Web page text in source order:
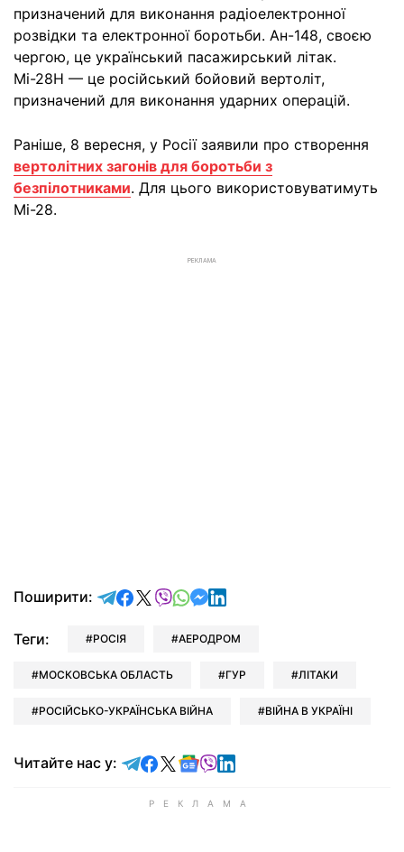
призначений для виконання радіоелектронної
розвідки та електронної боротьби. Ан-148, своєю
чергою, це український пасажирський літак.
Мі-28Н — це російський бойовий вертоліт,
призначений для виконання ударних операцій.
Раніше, 8 вересня, у Росії заявили про створення
вертолітних загонів для боротьби з
безпілотниками. Для цього використовуватимуть
Мі-28.
РЕКЛАМА
Поширити: відправити у Telegram
поділитись у Facebook
поділитись у X
відправити у Viber
відправити у Whatsapp
відправити у Messenger
відправити у LinkedIn
Теги: РОСІЯ АЕРОДРОМ
МОСКОВСЬКА ОБЛАСТЬ ГУР ЛІТАКИ
РОСІЙСЬКО-УКРАЇНСЬКА ВІЙНА ВІЙНА В УКРАЇНІ
Читайте нас у: Читайте у Telegram
Читайте у Facebook
Читайте у X
Читайте у Google news
Читайте у Viber
Читайте у LinkedIn